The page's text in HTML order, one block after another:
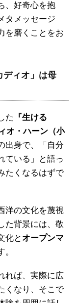
、好奇心を抱
タメッセージ
を磨くことをお
ディオ」は母
た
『生ける
オ・ハーン（小
出身で、「自分
ている」と語っ
たくなるはずで
洋の文化を蔑視
た背景には、敬
化と オープンマ
れば、実際に広
くなり、そこで